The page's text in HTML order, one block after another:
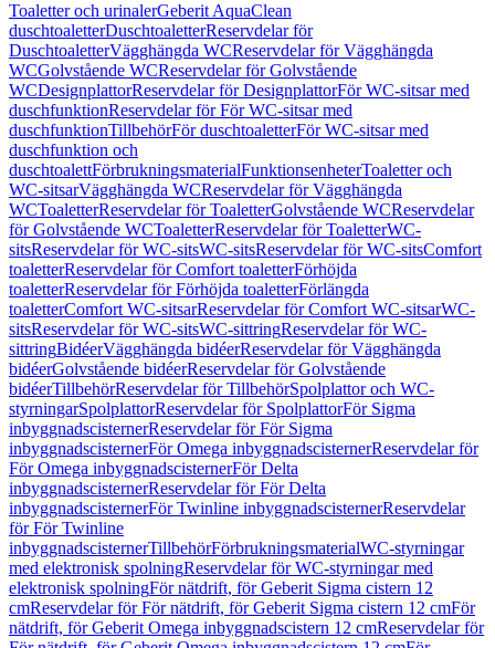
Toaletter och urinalerGeberit AquaClean
duschtoaletterDuschtoaletterReservdelar för
DuschtoaletterVägghängda WCReservdelar för Vägghängda
WCGolvstående WCReservdelar för Golvstående
WCDesignplattorReservdelar för DesignplattorFör WC-sitsar med
duschfunktionReservdelar för För WC-sitsar med
duschfunktionTillbehörFör duschtoaletterFör WC-sitsar med
duschfunktion och
duschtoalettFörbrukningsmaterialFunktionsenheterToaletter och
WC-sitsarVägghängda WCReservdelar för Vägghängda
WCToaletterReservdelar för ToaletterGolvstående WCReservdelar
för Golvstående WCToaletterReservdelar för ToaletterWC-
sitsReservdelar för WC-sitsWC-sitsReservdelar för WC-sitsComfort
toaletterReservdelar för Comfort toaletterFörhöjda
toaletterReservdelar för Förhöjda toaletterFörlängda
toaletterComfort WC-sitsarReservdelar för Comfort WC-sitsarWC-
sitsReservdelar för WC-sitsWC-sittringReservdelar för WC-
sittringBidéerVägghängda bidéerReservdelar för Vägghängda
bidéerGolvstående bidéerReservdelar för Golvstående
bidéerTillbehörReservdelar för TillbehörSpolplattor och WC-
styrningarSpolplattorReservdelar för SpolplattorFör Sigma
inbyggnadscisternerReservdelar för För Sigma
inbyggnadscisternerFör Omega inbyggnadscisternerReservdelar för
För Omega inbyggnadscisternerFör Delta
inbyggnadscisternerReservdelar för För Delta
inbyggnadscisternerFör Twinline inbyggnadscisternerReservdelar
för För Twinline
inbyggnadscisternerTillbehörFörbrukningsmaterialWC-styrningar
med elektronisk spolningReservdelar för WC-styrningar med
elektronisk spolningFör nätdrift, för Geberit Sigma cistern 12
cmReservdelar för För nätdrift, för Geberit Sigma cistern 12 cmFör
nätdrift, för Geberit Omega inbyggnadscistern 12 cmReservdelar för